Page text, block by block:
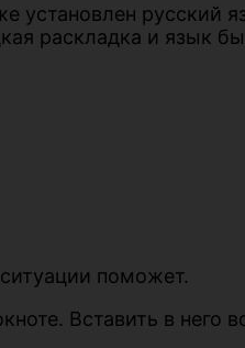
установлен русский
раскладка и язык
поможет.
Вставить в него